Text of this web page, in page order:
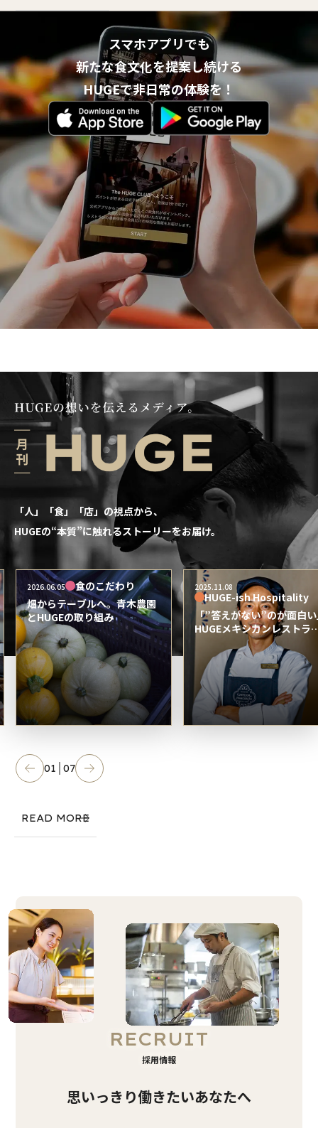
スマホアプリでも
新たな食文化を提案し続ける
HUGEで非日常の体験を！
「人」「食」「店」の視点から、
HUGEの“本質”に触れるストーリーをお届け。
2026.06.05
食のこだわり
畑からテーブルへ。青木農園
とHUGEの取り組み
2025.11.08
HUGE-ish Hospitality
「”答えがない”のが面白
HUGEメキシカンレストラ
の統括料理長、渡辺健一が
るメキシコ料理の魅力と可
性
01 07
READ MORE
RECRUIT
採用情報
思いっきり働きたいあなたへ